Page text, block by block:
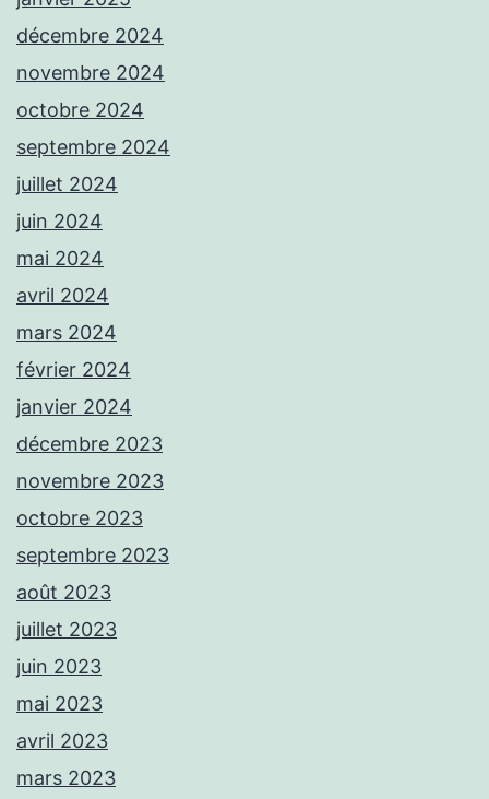
décembre 2024
novembre 2024
octobre 2024
septembre 2024
juillet 2024
juin 2024
mai 2024
avril 2024
mars 2024
février 2024
janvier 2024
décembre 2023
novembre 2023
octobre 2023
septembre 2023
août 2023
juillet 2023
juin 2023
mai 2023
avril 2023
mars 2023